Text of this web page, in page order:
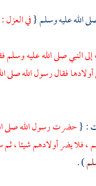
الله عليه وسلم {في العزل
النبي صلى الله عليه
فقال رسول الله صلى
: {حضرت رسول الله صلى
، فلا يضر أولادهم شيئا ،
) .